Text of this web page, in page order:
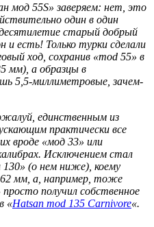
мод 55S» заверяем: нет, это
один в один
старый добрый
есть! Только турки сделали
ход, сохранив «mod 55» в
мм), а образцы в
5,5-миллиметровые, зачем-
единственным из
практически все
вроде «мод 33» или
Исключением стал
(о нем ниже), коему
мм, а, например, тоже
получил собственное
«Hatsan mod 135 Carnivore«.